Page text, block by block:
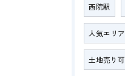
西院駅
人気エリア
土地売り可